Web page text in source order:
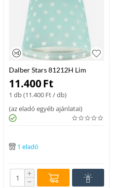
Dalber Stars 81212H Lim
Gyerek Fuggesztek Feher
Muanyag 1 X E27 Max 60W
E27 lámpa
11.400Ft
1 db (11.400 Ft/ db)
(az eladó egyéb ajánlatai)
1 eladó
+
−